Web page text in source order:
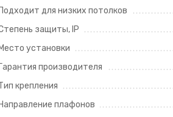
Подходит для низких потолков
защиты, IP
Место установки
Гарантия производителя
крепления
Направление плафонов